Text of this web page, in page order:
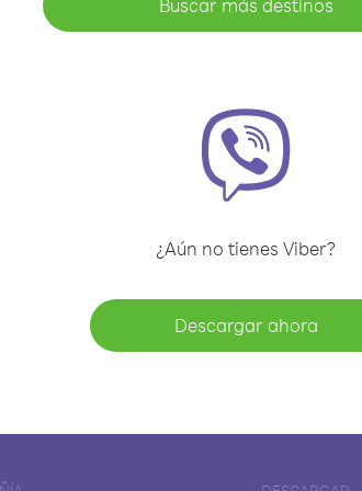
Buscar más destinos
¿Aún no tienes Viber?
Descargar ahora